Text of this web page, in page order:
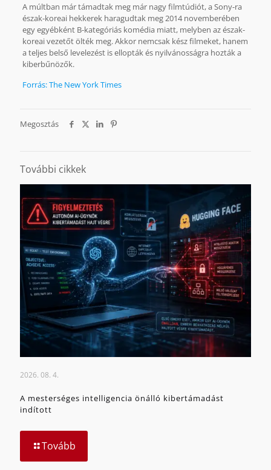
A múltban már támadtak meg már nagy filmtúdiót, a Sony-ra
észak-koreai hekkerek haragudtak meg 2014 novemberében
egy egyébként B-kategóriás komédia miatt, melyben az észak-
koreai vezetőt ölték meg. Akkor nemcsak kész filmeket, hanem
a teljes belső levelezést is ellopták és nyilvánosságra hozták a
kiberbűnözők.
Forrás: The New York Times
Megosztás
További cikkek
2026. 08. 4.
A mesterséges intelligencia önálló kibertámadást
indított
Tovább